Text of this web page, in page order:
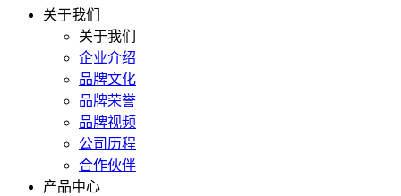
关于我们
关于我们
企业介绍
品牌文化
品牌荣誉
品牌视频
公司历程
合作伙伴
产品中心